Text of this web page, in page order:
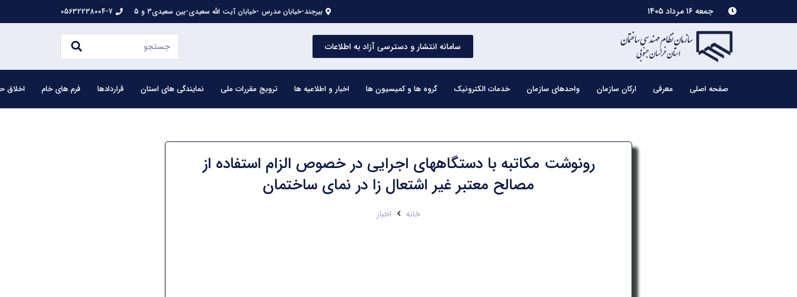
جمعه ۱۶ مرداد ۱۴۰۵ بیرجند-خیابان مدرس -خیابان آیت الله سعیدی-بین سعیدی3 و 5 05632238004-7
سامانه انتشار و دسترسی آزاد به اطلاعات
صفحه اصلی معرفی ارکان سازمان واحدهای سازمان خدمات الکترونیک گروه ها و کمیسیون ها اخبار و اطلاعیه ها ترویج مقررات ملی نمایندگی های استان قراردادها فرم های خام اخلاق
رونوشت مکاتبه با دستگاههای اجرایی در خصوص الزام استفاده از
مصالح معتبر غیر اشتعال زا در نمای ساختمان
خانه اخبار